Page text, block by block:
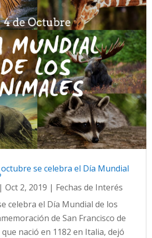
se celebra el Día Mundial
|Oct 2, 2019 | Fechas de Interés
celebra el Día Mundial de los
de San Francisco de
nació en 1182 en Italia, dejó